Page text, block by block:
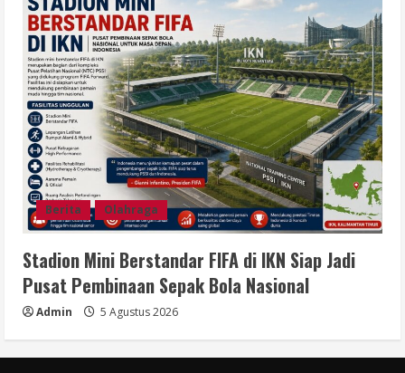
Berita Olahraga
Stadion Mini Berstandar FIFA di IKN Siap Jadi
Pusat Pembinaan Sepak Bola Nasional
Admin 5 Agustus 2026